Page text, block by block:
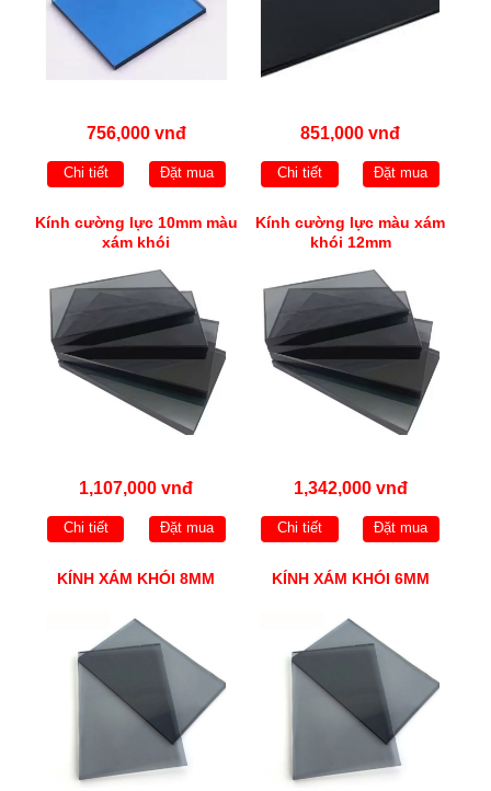
756,000 vnđ
Chi tiết Đặt mua
851,000 vnđ
Chi tiết Đặt mua
Kính cường lực 10mm màu
xám khói
1,107,000 vnđ
Chi tiết Đặt mua
Kính cường lực màu xám
khói 12mm
1,342,000 vnđ
Chi tiết Đặt mua
KÍNH XÁM KHÓI 8MM KÍNH XÁM KHÓI 6MM